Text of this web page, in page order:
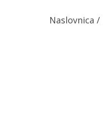
Naslovnica /